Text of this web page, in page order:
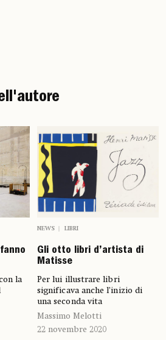
la
NEWS LIBRI
Gli otto libri d’artista di
Matisse
Per lui illustrare libri
significava anche l’inizio di
una seconda vita
Massimo Melotti
22 novembre 2020